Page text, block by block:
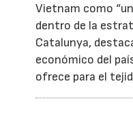
Vietnam como
dentro de la
Catalunya,
económico del
ofrece para el